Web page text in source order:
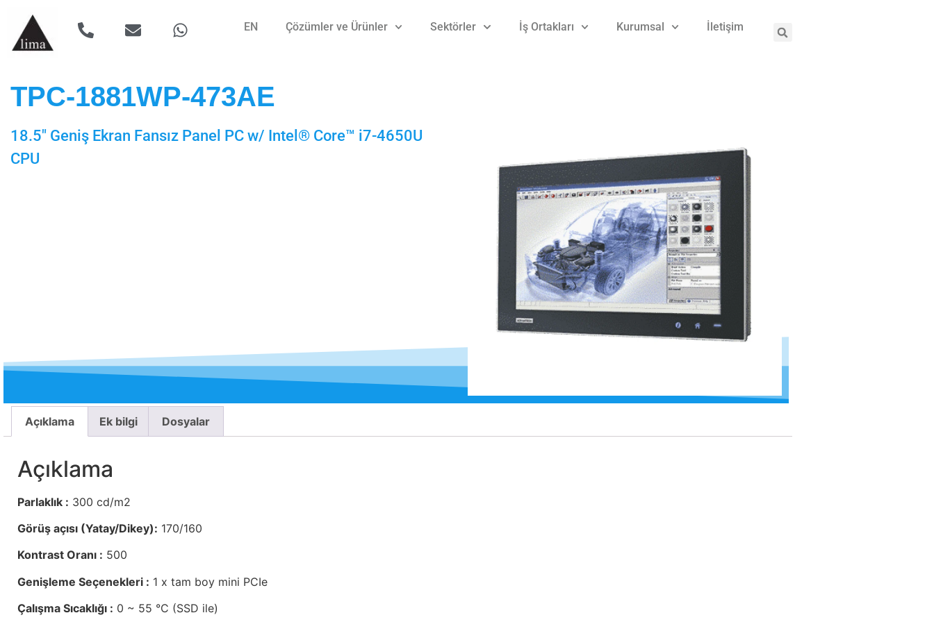
EN Çözümler ve Ürünler Sektörler İş Ortakları Kurumsal İletişim
TPC-1881WP-473AE
18.5″ Geniş Ekran Fansız Panel PC w/ Intel® Core™ i7-4650U
CPU
Açıklama Ek bilgi Dosyalar
Açıklama
Parlaklık : 300 cd/m2
Görüş açısı (Yatay/Dikey): 170/160
Kontrast Oranı : 500
Genişleme Seçenekleri : 1 x tam boy mini PCIe
Çalışma Sıcaklığı : 0 ~ 55 °C (SSD ile)